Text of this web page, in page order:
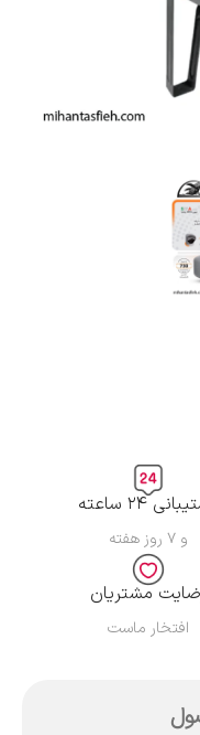
۲۴ ساعته
و ۷ روز هفته
مشتریان
افتخار ماست